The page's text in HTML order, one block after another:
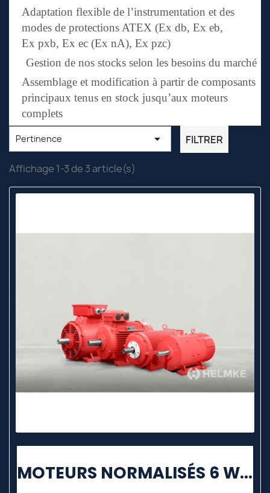
Adaptation flexible de l’instrumentation et des
modes de protections ATEX (Ex db, Ex eb,
Ex pxb, Ex ec (Ex nA), Ex pzc)
Gestion de nos stocks selon les besoins du marché
Assemblage et modification à partir de composants
principaux tenus en stock jusqu’aux moteurs
complets
Pertinence  FILTRER
Affichage 1-3 de 3 article(s)
MOTEURS NORMALISÉS 6 WATT/500 KW